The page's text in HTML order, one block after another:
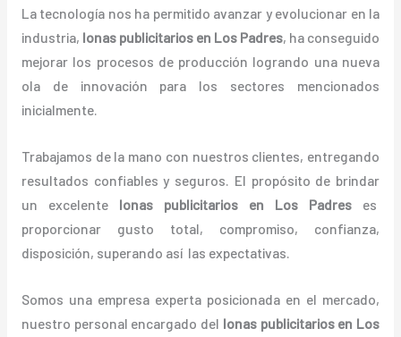
La tecnología nos ha permitido avanzar y evolucionar en la
industria, lonaspublicitariosen Los Padres, ha conseguido
mejorar los procesos de producción logrando una nueva
ola de innovación para los sectores mencionados
inicialmente.
Trabajamos de la mano con nuestros clientes, entregando
resultados confiables y seguros. El propósito de brindar
un excelente lonaspublicitarios en Los Padres es
proporcionar gusto total, compromiso, confianza,
disposición, superando así las expectativas.
Somos una empresa experta posicionada en el mercado,
nuestro personal encargado del lonaspublicitariosen Los